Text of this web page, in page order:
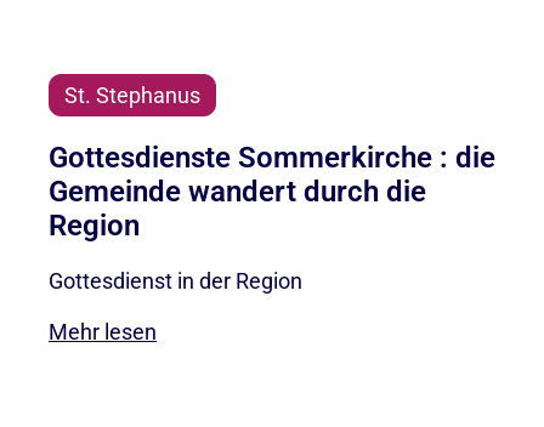
St. Stephanus
Gottesdienste Sommerkirche : die
Gemeinde wandert durch die
Region
Gottesdienst in der Region
Mehr lesen